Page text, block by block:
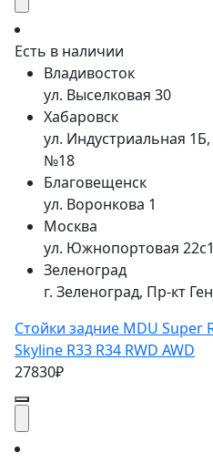
Есть в наличии
Владивосток
ул. Выселковая 30
Хабаровск
ул. Индустриальная
№18
Благовещенск
ул. Воронкова 1
Москва
ул. Южнопортовая
Зеленоград
г. Зеленоград, Пр-кт
Стойки задние MDU Super
Skyline R33 R34 RWD AWD
27830₽